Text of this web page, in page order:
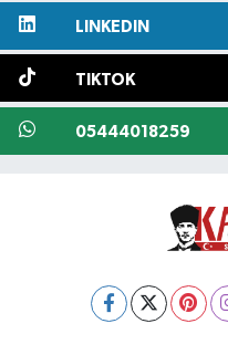
LINKEDIN
TIKTOK
05444018259